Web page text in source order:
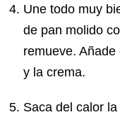
Une todo muy
de pan molido
remueve.
y la crema.
Saca del calor